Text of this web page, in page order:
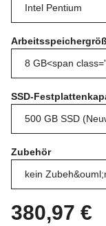
SSD-
Zubehör
380,97 €